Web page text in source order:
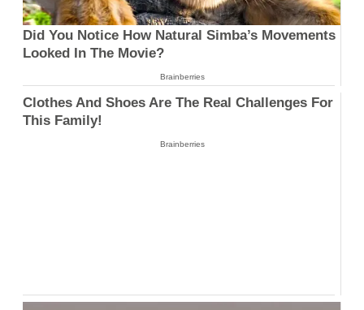
Did You Notice How Natural Simba’s Movements
Looked In The Movie?
Brainberries
Clothes And Shoes Are The Real Challenges For
This Family!
Brainberries